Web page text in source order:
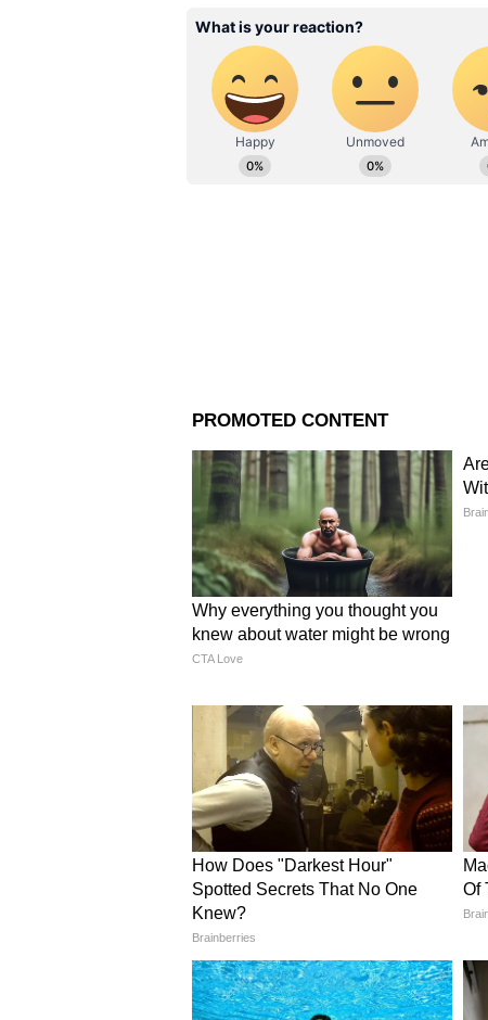
আবেদন করতে হবে। প্রতিনিধির
৩। অনলইনে আবেদন করলেও
আসতে হবে ভিসা-ফি।
৪। আবেদনের ১৪ দিনের মধ্যেই